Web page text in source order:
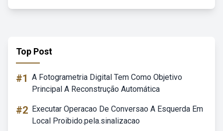
Top Post
#1 A Fotogrametria Digital Tem Como Objetivo
Principal A Reconstrução Automática
#2 Executar Operacao De Conversao A Esquerda Em
Local Proibido.pela.sinalizacao